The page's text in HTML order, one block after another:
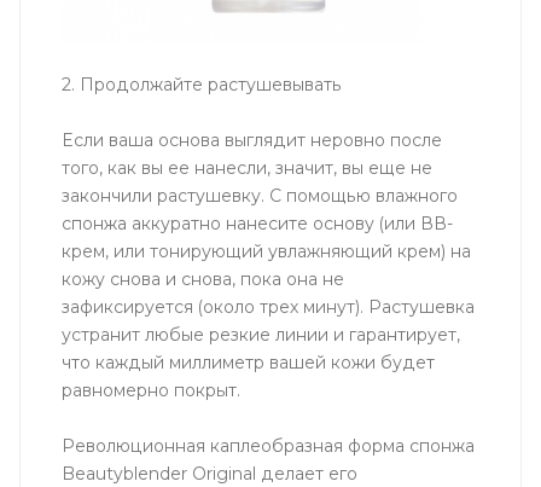
2. Продолжайте растушевывать
Если ваша основа выглядит неровно после
того, как вы ее нанесли, значит, вы еще не
закончили растушевку. С помощью влажного
спонжа аккуратно нанесите основу (или ВВ-
крем, или тонирующий увлажняющий крем) на
кожу снова и снова, пока она не
зафиксируется (около трех минут). Растушевка
устранит любые резкие линии и гарантирует,
что каждый миллиметр вашей кожи будет
равномерно покрыт.
Революционная каплеобразная форма спонжа
Beautyblender Original делает его